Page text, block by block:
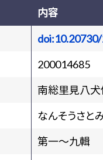
内容
200014685
南総里見八犬
なんそうさと
第一～九輯